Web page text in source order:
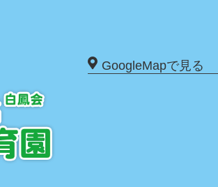
GoogleMapで見る